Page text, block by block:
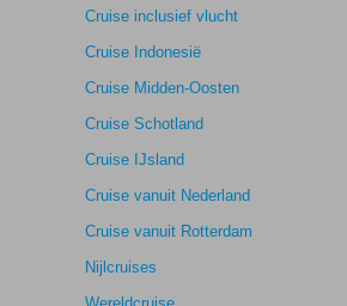
Cruise inclusief vlucht
Cruise Indonesië
Cruise Midden-Oosten
Cruise Schotland
Cruise IJsland
Cruise vanuit Nederland
Cruise vanuit Rotterdam
Nijlcruises
Wereldcruise